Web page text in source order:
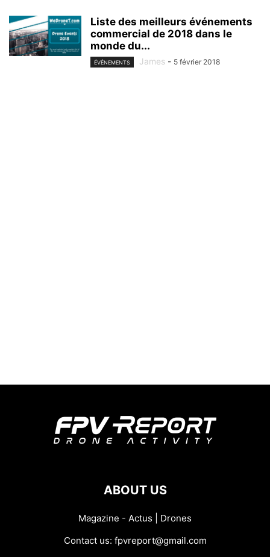
Liste des meilleurs événements
commercial de 2018 dans le
monde du...
ÉVÉNEMENTS James - 5 février 2018
ABOUT US
Magazine - Actus | Drones
Contact us: fpvreport@gmail.com